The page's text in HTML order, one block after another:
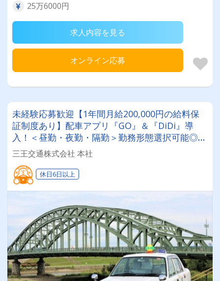
25万6000円
求人内容を見る
オンライン応募
未経験応募歓迎【1年間月給200,000円の給料保
証制度あり】配車アプリ『GO』＆『DiDi』導
入！＜昼勤・夜勤・隔勤＞勤務形態選択可能◎女
性ドライバー応援企業☆ママさんも歓迎！
三王交通株式会社 本社
休日6日以上